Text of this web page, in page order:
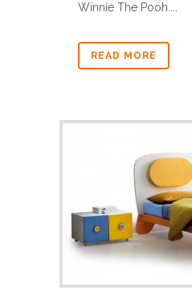
Winnie The Pooh....
READ MORE